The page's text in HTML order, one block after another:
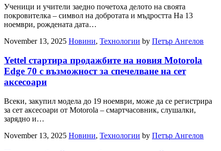
Ученици и учители заедно почетоха делото на своята
покровителка – символ на добротата и мъдростта На 13
ноември, рождената дата…
November 13, 2025 Новини, Технологии by Петър Ангелов
Yettel стартира продажбите на новия Motorola
Edge 70 с възможност за спечелване на сет
аксесоари
Всеки, закупил модела до 19 ноември, може да се регистрира
за сет аксесоари от Motorola – смартчасовник, слушалки,
зарядно и…
November 13, 2025 Новини, Технологии by Петър Ангелов